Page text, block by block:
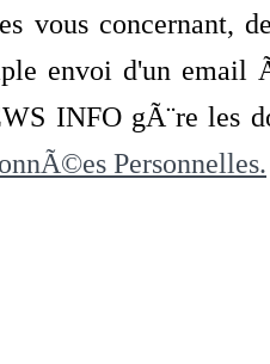
vous concernant,
envoi d'un
INFO gÃ¨re les
Personnelles.